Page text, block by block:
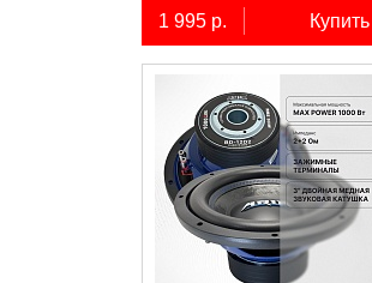
1 995 р. Купить